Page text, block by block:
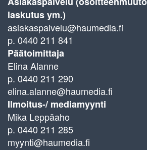
laskutus ym.)
asiakaspalvelu@haumedia.fi
p. 0440 211 841
Päätoimittaja
Elina Alanne
p. 0440 211 290
elina.alanne@haumedia.fi
Ilmoitus-/ mediamyynti
Mika Leppäaho
p. 0440 211 285
myynti@haumedia.fi